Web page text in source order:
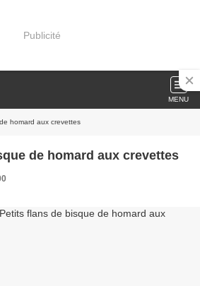
Publicité
MENU
homard aux crevettes
de homard aux crevettes